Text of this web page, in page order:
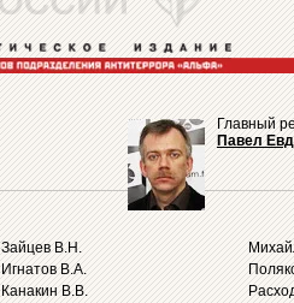
Главный
Павел
Зайцев В.Н.
Игнатов В.А.
Канакин В.В.